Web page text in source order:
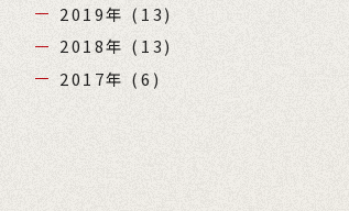
2019年 (13)
2018年 (13)
2017年 (6)